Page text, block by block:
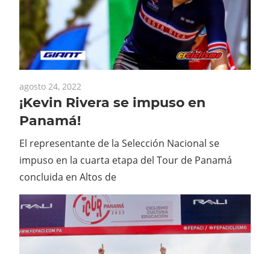
agosto 24, 2022
¡Kevin Rivera se impuso en
Panamá!
El representante de la Selección Nacional se
impuso en la cuarta etapa del Tour de Panamá
concluida en Altos de